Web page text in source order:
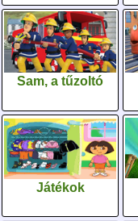
Sam, a tűzoltó
Játékok